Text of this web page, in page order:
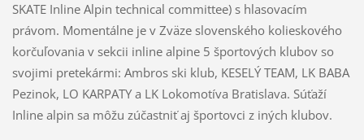
SKATE Inline Alpin technical committee) s hlasovacím
právom. Momentálne je v Zväze slovenského kolieskového
korčuľovania v sekcii inline alpine 5 športových klubov so
svojimi pretekármi: Ambros ski klub, KESELÝ TEAM, LK BABA
Pezinok, LO KARPATY a LK Lokomotíva Bratislava. Súťaží
Inline alpin sa môžu zúčastniť aj športovci z iných klubov.